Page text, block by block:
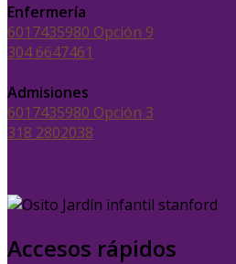
Enfermería
6017435980 Opción 9
304 6647461
Admisiones
6017435980 Opción 3
318 2802038
Accesos rápidos